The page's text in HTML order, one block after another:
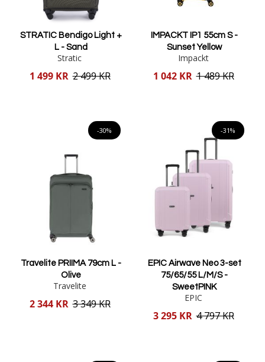
STRATIC Bendigo Light +
L - Sand
Stratic
Reducerat
1 499 KR 2 499 KR
IMPACKT IP1 55cm S -
Sunset Yellow
Impackt
Reducerat
1 042 KR 1 489 KR
-30%
Travelite PRIIMA 79cm L -
Olive
Travelite
Reducerat
2 344 KR 3 349 KR
-31%
EPIC Airwave Neo 3-set
75/65/55 L/M/S -
SweetPINK
EPIC
Reducerat
3 295 KR 4 797 KR